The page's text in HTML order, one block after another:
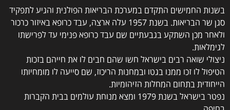
בשנות החמישים התקדם במערכת הבריאות הפולנית והגיע לתפקיד
סגן שר הבריאות. בשנת 1957 עלה ארצה, עבד כרופא באיזור כרכור
ולאחר מכן השתקע בגבעתיים שם עבד כרופא פנימי עד לפרישתו
לגימלאות.
ניצולי שואה רבים בישראל חשו שהם חבים לו את חייהם בזכות
הטיפול לו זכו ממנו בגטו ובמחנות הריכוז, שם סייעה לו מומחיותו
הייחודית בתחום המחלות הזיהומיות.
נפטר בישראל בשנת 1979 ומצא מנוחת עולמים בבית הקברות